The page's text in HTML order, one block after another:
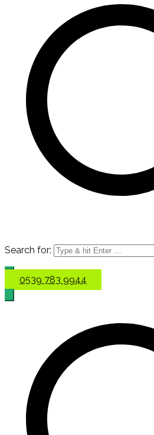
Search for:
0539 783 9944